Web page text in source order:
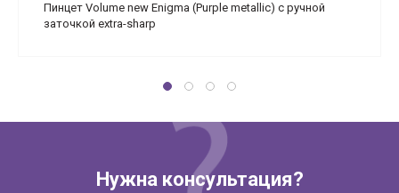
Пинцет Volume new Enigma (Purple metallic) с ручной
заточкой extra-sharp
Нужна консультация?